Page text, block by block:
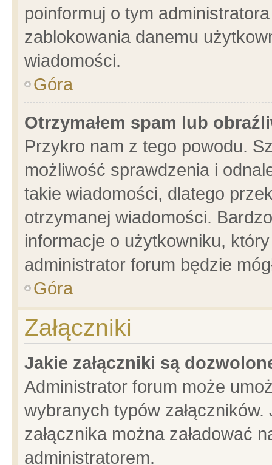
poinformuj o tym
zablokowania danemu
wiadomości.
Góra
Otrzymałem spam lub
Przykro nam z tego powodu.
możliwość sprawdzenia i
takie wiadomości, dlatego
otrzymanej wiadomości.
informacje o użytkowniku,
administrator forum będzie
Góra
Załączniki
Jakie załączniki są
Administrator forum może
wybranych typów
załącznika można załadować
administratorem.